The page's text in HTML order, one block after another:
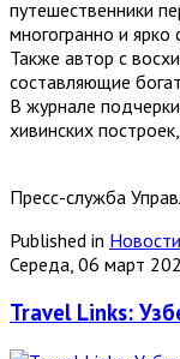
путешественники
многогранно и
Также автор с
составляющие
В журнале
хивинских
Пресс-служба
Published in
Середа, 06 март
Travel Links: